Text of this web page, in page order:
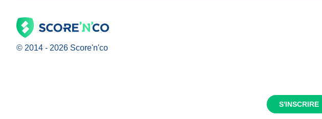
S'INSCRIRE
© 2014 - 2026 Score'n'co